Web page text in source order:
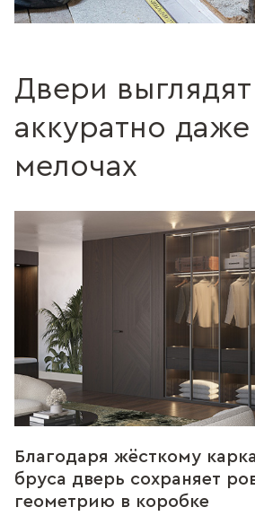
Двери
аккуратно даже
мелочах
Благодаря жёсткому
бруса дверь сохраняет
геометрию в коробке